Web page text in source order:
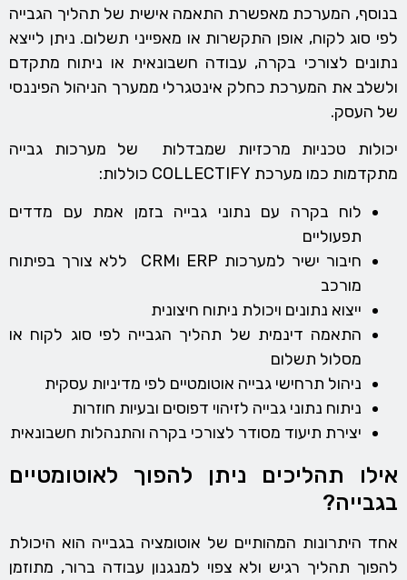
בנוסף, המערכת מאפשרת התאמה אישית של תהליך הגבייה
לפי סוג לקוח, אופן התקשרות או מאפייני תשלום. ניתן לייצא
נתונים לצורכי בקרה, עבודה חשבונאית או ניתוח מתקדם
ולשלב את המערכת כחלק אינטגרלי ממערך הניהול הפיננסי
של העסק.
יכולות טכניות מרכזיות שמבדלות של מערכות גבייה
מתקדמות כמו מערכת COLLECTIFY כוללות:
לוח בקרה עם נתוני גבייה בזמן אמת עם מדדים
תפעוליים
חיבור ישיר למערכות ERP וCRM ללא צורך בפיתוח
מורכב
ייצוא נתונים ויכולת ניתוח חיצונית
התאמה דינמית של תהליך הגבייה לפי סוג לקוח או
מסלול תשלום
ניהול תרחישי גבייה אוטומטיים לפי מדיניות עסקית
ניתוח נתוני גבייה לזיהוי דפוסים ובעיות חוזרות
יצירת תיעוד מסודר לצורכי בקרה והתנהלות חשבונאית
אילו תהליכים ניתן להפוך לאוטומטיים
בגבייה?
אחד היתרונות המהותיים של אוטומציה בגבייה הוא היכולת
להפוך תהליך רגיש ולא צפוי למנגנון עבודה ברור, מתוזמן